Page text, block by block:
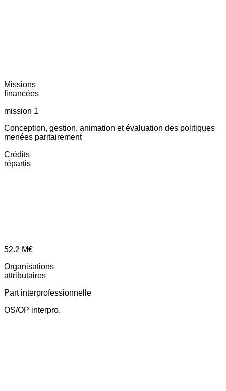
Missions
financées
mission 1
Conception, gestion, animation et évaluation des politiques
menées paritairement
Crédits
répartis
52.2 M€
Organisations
attributaires
Part interprofessionnelle
OS/OP interpro.